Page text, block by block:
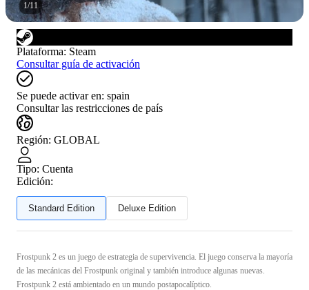
1/11
Plataforma: Steam
Consultar guía de activación
Se puede activar en: spain
Consultar las restricciones de país
Región: GLOBAL
Tipo: Cuenta
Edición:
Standard Edition Deluxe Edition
Frostpunk 2 es un juego de estrategia de supervivencia. El juego conserva la mayoría
de las mecánicas del Frostpunk original y también introduce algunas nuevas.
Frostpunk 2 está ambientado en un mundo postapocalíptico.